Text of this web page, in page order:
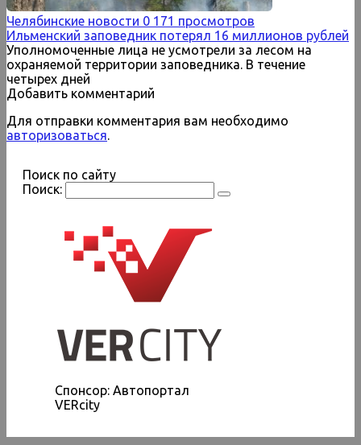
Челябинские новости 0 171 просмотров
Ильменский заповедник потерял 16 миллионов рублей
Уполномоченные лица не усмотрели за лесом на
охраняемой территории заповедника. В течение
четырех дней
Добавить комментарий
Для отправки комментария вам необходимо
авторизоваться.
Поиск по сайту
Поиск:
Спонсор: Автопортал
VERcity